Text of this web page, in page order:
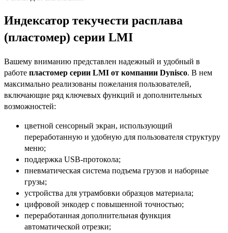
Индексатор текучести расплава
(пластомер) серии LMI
Вашему вниманию представлен надежный и удобный в
работе пластомер серии LMI от компании Dynisco. В нем
максимально реализованы пожелания пользователей,
включающие ряд ключевых функций и дополнительных
возможностей:
цветной сенсорный экран, использующий
переработанную и удобную для пользователя структуру
меню;
поддержка USB-протокола;
пневматическая система подъема грузов и наборные
грузы;
устройства для утрамбовки образцов материала;
цифровой энкодер с повышенной точностью;
переработанная дополнительная функция
автоматической отрезки;